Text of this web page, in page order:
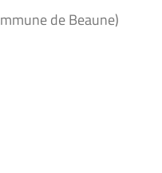
de Beaune)